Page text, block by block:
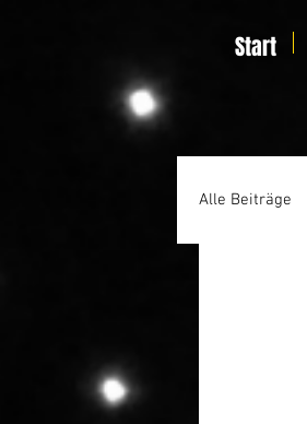
Start
Alle Beiträge